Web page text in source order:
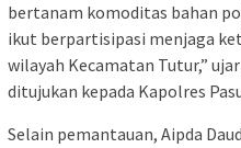
bertanam komoditas bahan
ikut berpartisipasi menjaga
wilayah Kecamatan Tutur,”
ditujukan kepada Kapolres
Selain pemantauan, Aipda